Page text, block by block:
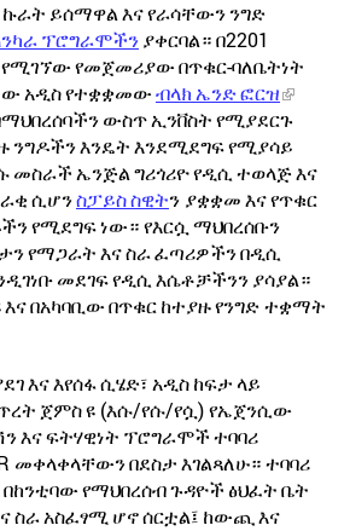
ኩራት ይሰማዋል እናየራሳቸውን ንግድ
ፕሮግራሞችን ያቀርባል። በ2201
የሚገኘውየመጀመሪያውበጥቁር-ባለቤትነት
አዲስየተቋቋመውብላክ ኤንድፎርዝ
ውስጥኢንቨስት የሚያደርጉ
ንግዶችንእንዴት እንደሚደግፍየሚያሳይ
መስራች ኤንጅል ግሪጎሪዮየዲሲ ተወላጅእና
ሲሆንስፓይስስዊትን ያቋቋመ እናየጥቁር
የሚደግፍነው። የእርሷ ማህበረሰቡን
የማጋራት እናስራፈጣሪዎችንበዲሲ
መደገፍየዲሲ እሴቶቻችንን ያሳያል።
እናበአካባቢውበጥቁር ከተያዙየንግድ ተቋማት
እናእየሰፋሲሄድ፣ አዲስ ከፍታ ላይ
ጀምስዩ (እሱ/የሱ/የሷ ) የኤጀንሲው
እናፍትሃዊነት ፕሮግራሞች ተባባሪ
መቀላቀላቸውንበደስታ እገልጻለሁ። ተባባሪ
በከንቲባውየማህበረሰብጉዳዮች ፅህፈት ቤት
ስራአስፈፃሚ ሆኖሰርቷል፤ ከውጪ እና